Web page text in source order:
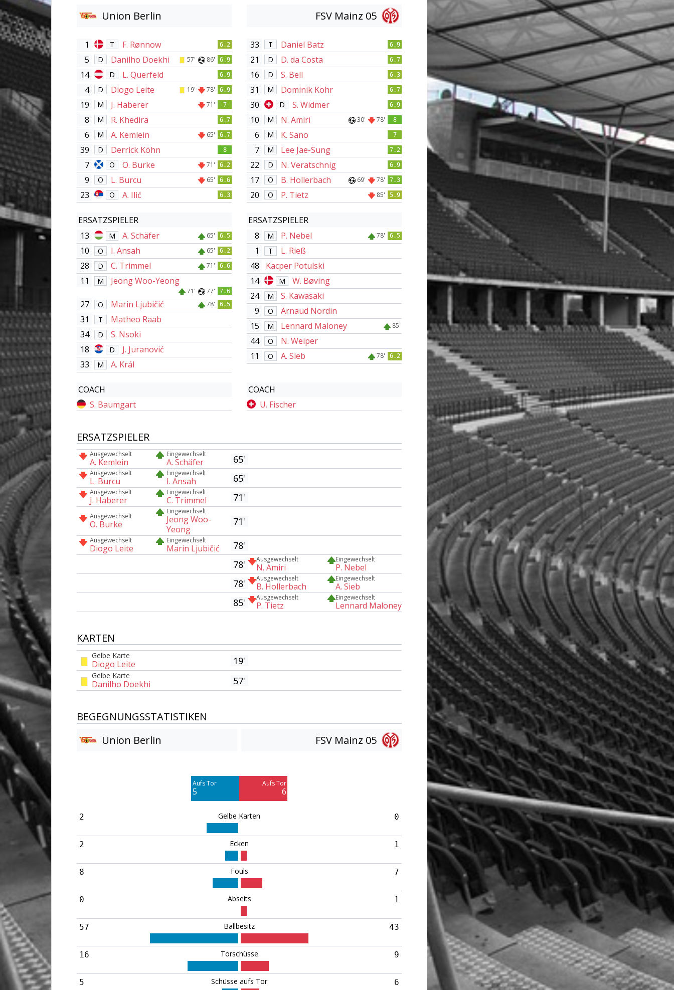
Union Berlin
1 T F. Rønnow 6.2
5 D Danilho Doekhi 57' 86' 6.9
14 D L. Querfeld 6.9
4 D Diogo Leite 19' 78' 6.9
19 M J. Haberer 71' 7
8 M R. Khedira 6.7
6 M A. Kemlein 65' 6.7
39 D Derrick Köhn 8
7 O O. Burke 71' 6.2
9 O L. Burcu 65' 6.6
23 O A. Ilić 6.3
ERSATZSPIELER
13
M A. Schäfer 65' 6.5
10 O I. Ansah 65' 6.2
28 D C. Trimmel 71' 6.6
11 M Jeong Woo-Yeong
71' 77' 7.6
27 O Marin Ljubičić 78' 6.5
31 T
Matheo Raab
34
D
S. Nsoki
18
D
J. Juranović
33
M A. Král
COACH
S. Baumgart
FSV Mainz 05
33 T Daniel Batz 6.9
21 D D. da Costa 6.7
16 D S. Bell 6.3
31 M Dominik Kohr 6.7
30 D S. Widmer 6.9
10 M N. Amiri 30' 78' 8
6 M K. Sano 7
7 M Lee Jae-Sung 7.2
22 D N. Veratschnig 6.9
17 O B. Hollerbach 69' 78' 7.3
20 O P. Tietz 85' 5.9
ERSATZSPIELER
8
M P. Nebel 78' 6.5
1 T
L. Rieß
48
Kacper Potulski
14
M
W. Bøving
24
M
S. Kawasaki
9
O
Arnaud Nordin
15
M Lennard Maloney 85'
44 O
N. Weiper
11
O A. Sieb 78' 6.2
COACH
U. Fischer
ERSATZSPIELER
Ausgewechselt
A. Kemlein
Eingewechselt
A. Schäfer 65'
Ausgewechselt
L. Burcu
Eingewechselt
I. Ansah 65'
Ausgewechselt
J. Haberer
Eingewechselt
C. Trimmel 71'
Ausgewechselt
O. Burke
Eingewechselt
Jeong Woo-
Yeong
71'
Ausgewechselt
Diogo Leite
Eingewechselt
Marin Ljubičić
78'
78'
Ausgewechselt
N. Amiri
Eingewechselt
P. Nebel
78' Ausgewechselt
B. Hollerbach
Eingewechselt
A. Sieb
85' Ausgewechselt
P. Tietz
Eingewechselt
Lennard Maloney
KARTEN
Gelbe Karte
Diogo Leite 19'
Gelbe Karte
Danilho Doekhi 57'
BEGEGNUNGSSTATISTIKEN
Union Berlin
FSV Mainz 05
Aufs Tor
5
Aufs Tor
6
2 Gelbe Karten 0
2 Ecken 1
8 Fouls 7
0 Abseits 1
57 Ballbesitz 43
16 Torschüsse 9
5 Schüsse aufs Tor 6